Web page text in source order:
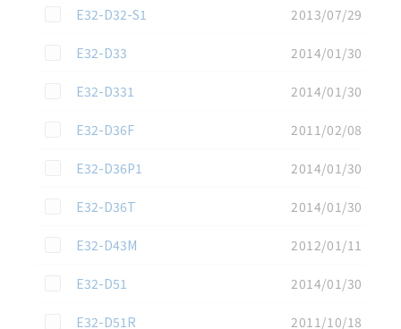
この資料を選択
E32-D32-S1
2013/07/29
この資料を選択
E32-D33
2014/01/30
この資料を選択
E32-D331
2014/01/30
この資料を選択
E32-D36F
2011/02/08
この資料を選択
E32-D36P1
2014/01/30
この資料を選択
E32-D36T
2014/01/30
この資料を選択
E32-D43M
2012/01/11
この資料を選択
E32-D51
2014/01/30
この資料を選択
E32-D51R
2011/10/18